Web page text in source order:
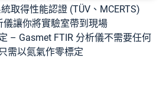
取得性能認證 (TÜV、MCERTS)
儀讓你將實驗室帶到現場
– Gasmet FTIR 分析儀不需要任何
需以氮氣作零標定